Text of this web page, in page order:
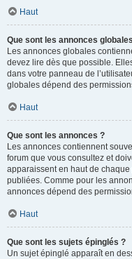
Haut
Que sont les annonces
Les annonces globales
devez lire dès que possible.
dans votre panneau de
globales dépend des
Haut
Que sont les annonces ?
Les annonces contiennent
forum que vous consultez et
apparaissent en haut de
publiées. Comme pour les
annonces dépend des
Haut
Que sont les sujets épinglés ?
Un sujet épinglé apparaît en